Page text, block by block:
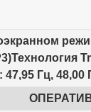
Гц, 48,00